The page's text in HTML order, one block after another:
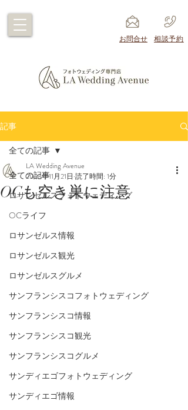
​お問合せ ​相談予約
記事
全ての記事
ロサンゼルスフォトウェディング
OCライフ
ロサンゼルス情報
ロサンゼルス観光
ロサンゼルスグルメ
サンフランシスコフォトウェディング
サンフランシスコ情報
サンフランシスコ観光
サンフランシスコグルメ
サンディエゴフォトウェディング
サンディエゴ情報
全ての記事
OCも空き巣に注意
LA Wedding Avenue
2023年11月21日 読了時間: 1分